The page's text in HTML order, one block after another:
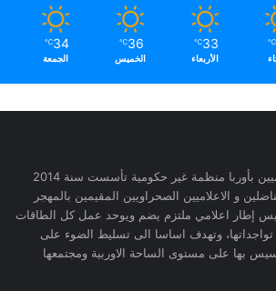
℃
33
℃
الأربعاء
36
℃
الخميس
34
℃
الجمعة
رابطة الصحفيين والاعلاميين بأوربا منظمة غير حكومية تأسست سنة 2014
و الاعلاميين الصحراويين المقيمين بالمهجر
إطار اعلامي ملتزم يضم ويوحد عمل كل الطاقات
تواجداتها، وتهدف اساسا الى تسليط الضوء على
بها على مستوى الساحة الاوربية ومجتمعها